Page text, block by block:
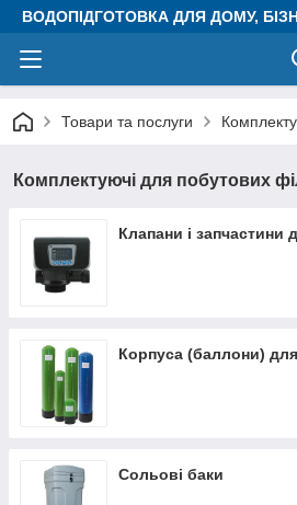
ВОДОПІДГОТОВКА ДЛЯ ДОМУ,
Товари та послуги
Комплектуючі для побутових
Клапани і запчастини
Корпуса (баллони) для
Сольові баки